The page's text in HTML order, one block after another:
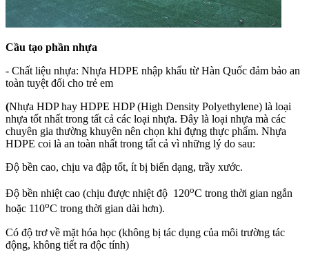
Cầu tạo phần nhựa
- Chất liệu nhựa: Nhựa HDPE nhập khẩu từ Hàn Quốc đảm bảo an
toàn tuyệt đối cho trẻ em
(Nhựa HDP hay HDPE HDP (High Density Polyethylene) là loại
nhựa tốt nhất trong tất cả các loại nhựa. Đây là loại nhựa mà các
chuyên gia thường khuyên nên chọn khi đựng thực phẩm. Nhựa
HDPE coi là an toàn nhất trong tất cả vì những lý do sau:
Độ bền cao, chịu va đập tốt, ít bị biến dạng, trầy xước.
Độ bền nhiệt cao (chịu được nhiệt độ 120oC trong thời gian ngắn
hoặc 110oC trong thời gian dài hơn).
Có độ trơ về mặt hóa học (không bị tác dụng của môi trường tác
động, không tiết ra độc tính)